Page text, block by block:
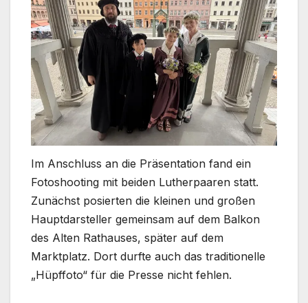
Im Anschluss an die Präsentation fand ein
Fotoshooting mit beiden Lutherpaaren statt.
Zunächst posierten die kleinen und großen
Hauptdarsteller gemeinsam auf dem Balkon
des Alten Rathauses, später auf dem
Marktplatz. Dort durfte auch das traditionelle
„Hüpffoto“ für die Presse nicht fehlen.